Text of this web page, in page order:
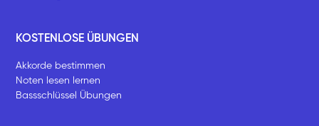
KOSTENLOSE ÜBUNGEN
Akkorde bestimmen
Noten lesen lernen
Bassschlüssel Übungen